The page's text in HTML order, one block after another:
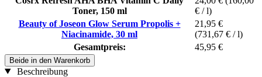
Toner, 150 ml
€ / l)
Beauty of Joseon Glow Serum Propolis +
Niacinamide, 30 ml
21,95 €
(731,67 € / l)
Gesamtpreis:
45,95 €
Beide in den Warenkorb
Beschreibung